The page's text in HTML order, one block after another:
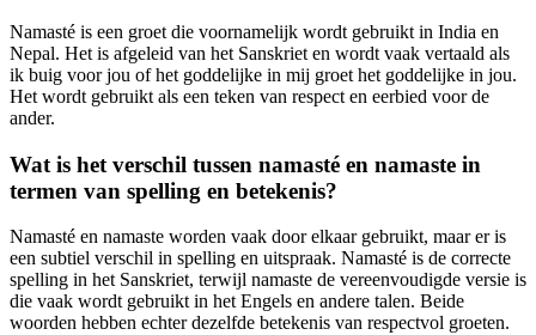
Namasté is een groet die voornamelijk wordt gebruikt in India en
Nepal. Het is afgeleid van het Sanskriet en wordt vaak vertaald als
ik buig voor jou of het goddelijke in mij groet het goddelijke in jou.
Het wordt gebruikt als een teken van respect en eerbied voor de
ander.
Wat is het verschil tussen namasté en namaste in
termen van spelling en betekenis?
Namasté en namaste worden vaak door elkaar gebruikt, maar er is
een subtiel verschil in spelling en uitspraak. Namasté is de correcte
spelling in het Sanskriet, terwijl namaste de vereenvoudigde versie is
die vaak wordt gebruikt in het Engels en andere talen. Beide
woorden hebben echter dezelfde betekenis van respectvol groeten.